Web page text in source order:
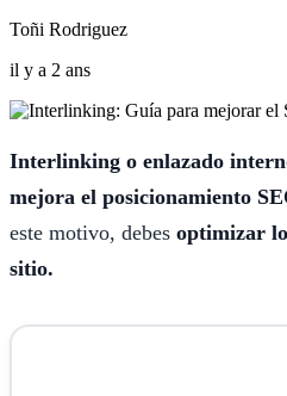
Toñi Rodriguez
il y a 2 ans
Interlinking o enlazado
mejora el posicionamiento
este motivo, debes optimizar
sitio.